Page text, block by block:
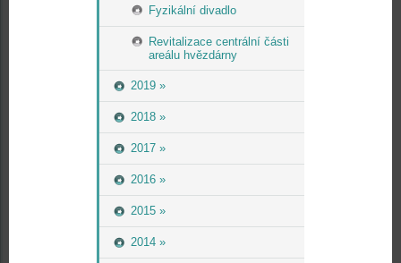
Fyzikální divadlo
Revitalizace centrální části
areálu hvězdárny
2019 »
2018 »
2017 »
2016 »
2015 »
2014 »